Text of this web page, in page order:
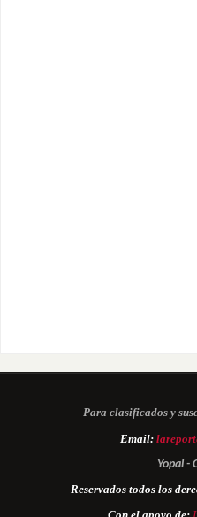
Para clasificados y
Email:
Yopal -
Reservados todos los